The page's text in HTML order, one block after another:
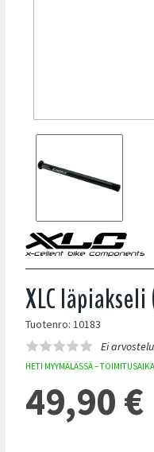
XLC läpiakseli
Tuotenro: 10183
Ei
HETI MYYMÄLÄSSÄ –
49,90 €